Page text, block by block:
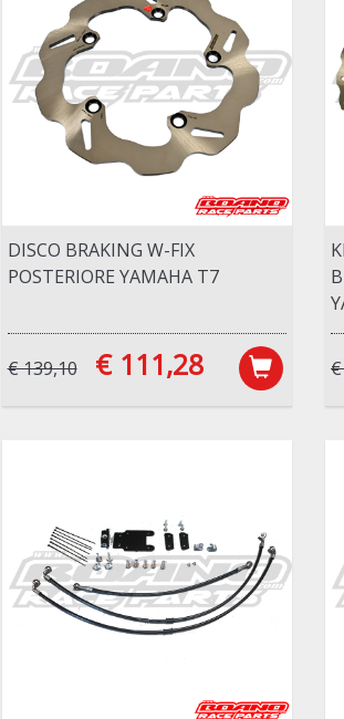
DISCO BRAKING W-FIX
POSTERIORE YAMAHA T7
€ 139,10 € 111,28